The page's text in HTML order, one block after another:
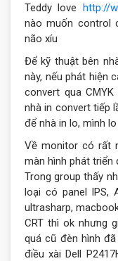
Teddy love http://
nào muốn control
não xíu
Để kỹ thuật bên
này, nếu phát hiện
convert qua
nhà in convert tiếp
để nhà in lo, mình
Về monitor có rất
màn hình phát triển
Trong group thấy
loại có panel IPS,
ultrasharp,
CRT thì ok nhưng
quá cũ đèn hình
điều xài Dell